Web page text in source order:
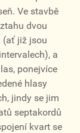
Ve stavbě
dvou
(ať již jsou
a
ponejvíce
hlasy
jindy se jim
septakordů
kvart se